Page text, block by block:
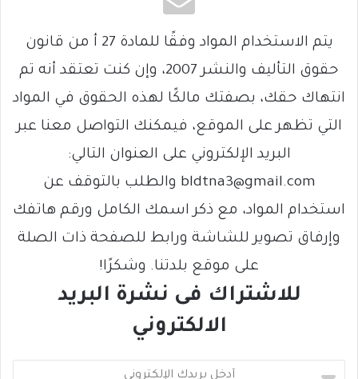
يتم الاستخدام المواد وفقًا للمادة 27 أ من قانون
حقوق التأليف والنشر 2007، وإن كنت تعتقد أنه تم
انتهاك حقك، بصفتك مالكًا لهذه الحقوق في المواد
التي تظهر على الموقع، فيمكنك التواصل معنا عبر
البريد الإلكتروني على العنوان التالي:
bldtna3@gmail.com والطلب بالتوقف عن
استخدام المواد، مع ذكر اسمك الكامل ورقم هاتفك
وإرفاق تصوير للشاشة ورابط للصفحة ذات الصلة
على موقع بلدتنا. وشكرًا!
للاشتراك فى نشرة البريد
الالكتروني